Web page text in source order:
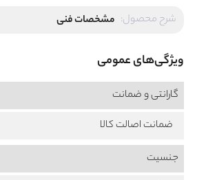
شرح محصول: مشخصات فنی
ویژگی‌های عمومی
گارانتی و ضمانت
ضمانت اصالت کالا
جنسیت